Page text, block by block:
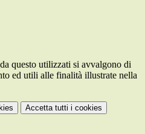
questo utilizzati si avvalgono di
ed utili alle finalità illustrate nella
Accetta tutti i cookies